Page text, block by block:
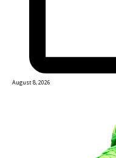
August 8, 2026